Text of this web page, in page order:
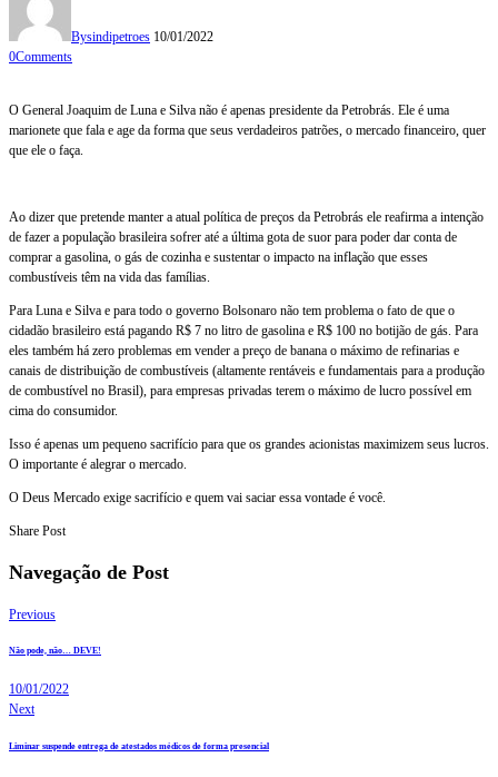
Bysindipetroes 10/01/2022
0Comments
O General Joaquim de Luna e Silva não é apenas presidente da Petrobrás. Ele é uma
marionete que fala e age da forma que seus verdadeiros patrões, o mercado financeiro, quer
que ele o faça.
Ao dizer que pretende manter a atual política de preços da Petrobrás ele reafirma a intenção
de fazer a população brasileira sofrer até a última gota de suor para poder dar conta de
comprar a gasolina, o gás de cozinha e sustentar o impacto na inflação que esses
combustíveis têm na vida das famílias.
Para Luna e Silva e para todo o governo Bolsonaro não tem problema o fato de que o
cidadão brasileiro está pagando R$ 7 no litro de gasolina e R$ 100 no botijão de gás. Para
eles também há zero problemas em vender a preço de banana o máximo de refinarias e
canais de distribuição de combustíveis (altamente rentáveis e fundamentais para a produção
de combustível no Brasil), para empresas privadas terem o máximo de lucro possível em
cima do consumidor.
Isso é apenas um pequeno sacrifício para que os grandes acionistas maximizem seus lucros.
O importante é alegrar o mercado.
O Deus Mercado exige sacrifício e quem vai saciar essa vontade é você.
Share Post
Navegação de Post
Previous
Não pode, não… DEVE!
10/01/2022
Next
Liminar suspende entrega de atestados médicos de forma presencial